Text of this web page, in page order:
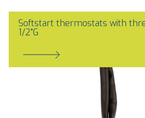
Softstart thermostats with
1/2"G